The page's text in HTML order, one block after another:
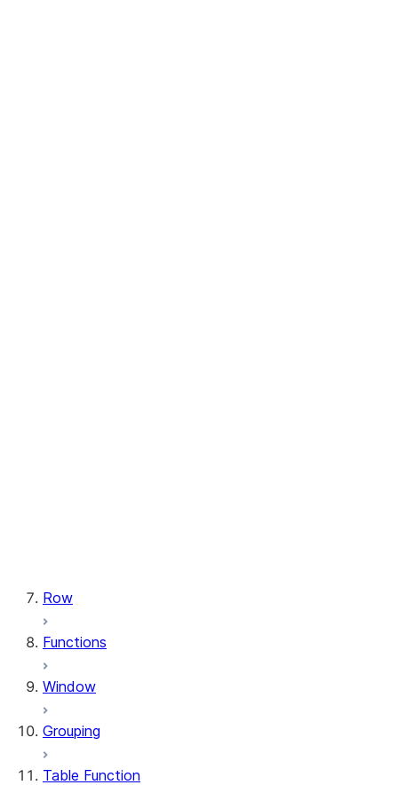
Row
Functions
Window
Grouping
Table Function